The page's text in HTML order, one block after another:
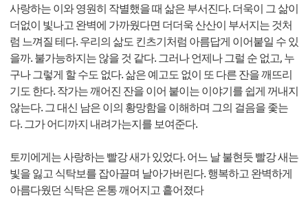
사랑하는 이와 영원히 작별했을 때 삶은 부서진다. 더욱이 그 삶이
더없이 빛나고 완벽에 가까웠다면 더더욱 산산이 부서지는 것처
럼 느껴질 테다. 우리의 삶도 킨츠기처럼 아름답게 이어붙일 수 있
을까. 불가능하지는 않을 것 같다. 그러나 언제나 그럴 순 없고, 누
구나 그렇게 할 수도 없다. 삶은 예고도 없이 또 다른 잔을 깨뜨리
기도 한다. 작가는 깨어진 잔을 이어 붙이는 이야기를 쉽게 꺼내지
않는다. 그 대신 남은 이의 황망함을 이해하며 그의 걸음을 좇는
다. 그가 어디까지 내려가는지를 보여준다.
토끼에게는 사랑하는 빨강 새가 있었다. 어느 날 불현듯 빨강 새는
빛을 잃고 식탁보를 잡아끌며 날아가버린다. 행복하고 완벽하게
아름다웠던 식탁은 온통 깨어지고 흩어졌다